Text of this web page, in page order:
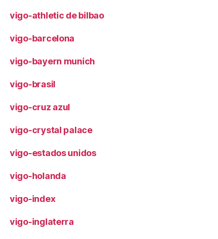
vigo-athletic de bilbao
vigo-barcelona
vigo-bayern munich
vigo-brasil
vigo-cruz azul
vigo-crystal palace
vigo-estados unidos
vigo-holanda
vigo-index
vigo-inglaterra